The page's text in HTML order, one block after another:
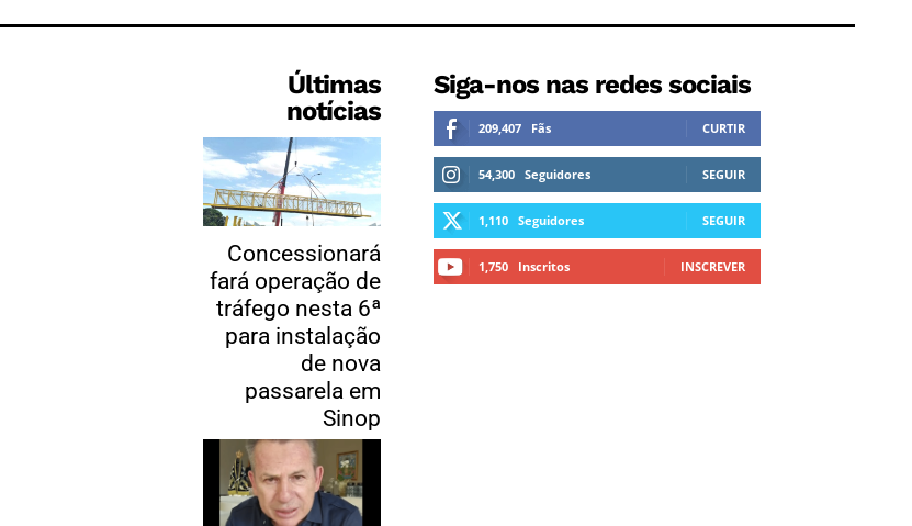
Últimas
notícias
Concessionará
fará operação de
tráfego nesta 6ª
para instalação
de nova
passarela em
Sinop
Siga-nos nas redes sociais
209,407 Fãs CURTIR
54,300 Seguidores SEGUIR
1,110 Seguidores SEGUIR
1,750 Inscritos INSCREVER